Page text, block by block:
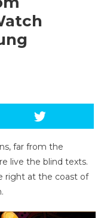
far from the
live the blind texts.
right at the coast of